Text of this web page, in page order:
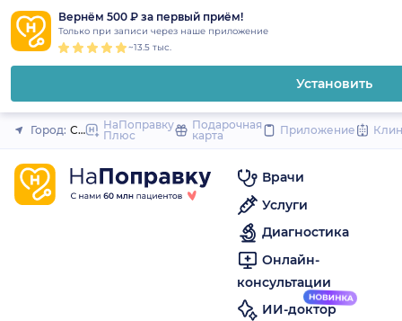
Вернём 500 ₽ за первый приём!
Только при записи через наше приложение
~13.5 тыс.
Установить
Закрыть
Город: Санкт-Петербург
НаПоправку
Плюс
Подарочная
карта
Приложение
Врачи
Услуги
Диагностика
Онлайн-
консультации
ИИ-доктор